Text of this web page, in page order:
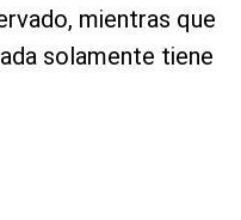
mientras que
solamente tiene